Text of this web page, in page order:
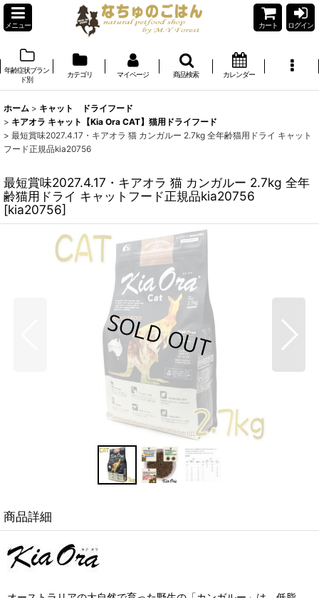
メニュー カート ログイン
年齢症状ブラン
ド別
カテゴリ マイページ 商品検索 カレンダー
ホーム > キャット ドライフード
> キアオラ キャット【Kia Ora CAT】猫用ドライフード
> 最短賞味2027.4.17・キアオラ 猫 カンガルー 2.7kg 全年齢猫用ドライ キャット
フード正規品kia20756
最短賞味2027.4.17・キアオラ 猫 カンガルー 2.7kg 全年
齢猫用ドライ キャットフード正規品kia20756
[kia20756]
商品詳細